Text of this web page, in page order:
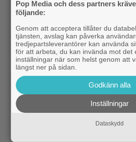
filmer – här är mina 3 bästa tips
TV-tips|På tv ikväll: Har du
Damons fantasyflopp från
Casting
”The Legend of
Neills sista roller
Arga föräldrar ringde
Pop Media och dess partners
följande:
Genom att acceptera tillåter du
tjänsten, avslag kan påverka
tredjepartsleverantörer kan använda
för att arbeta, du kan invända mot det
inställningar när som helst genom att
längst ner på sidan.
Godkänn alla
Inställningar
Dataskydd